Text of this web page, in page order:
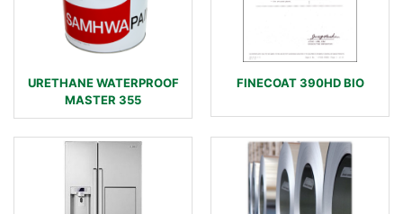
URETHANE WATERPROOF
MASTER 355
FINECOAT 390HD BIO